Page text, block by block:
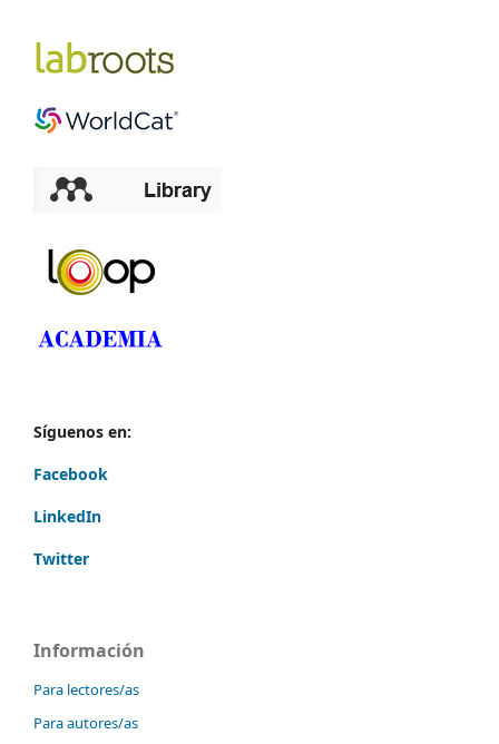
Síguenos en:
Facebook
LinkedIn
Twitter
Información
Para lectores/as
Para autores/as